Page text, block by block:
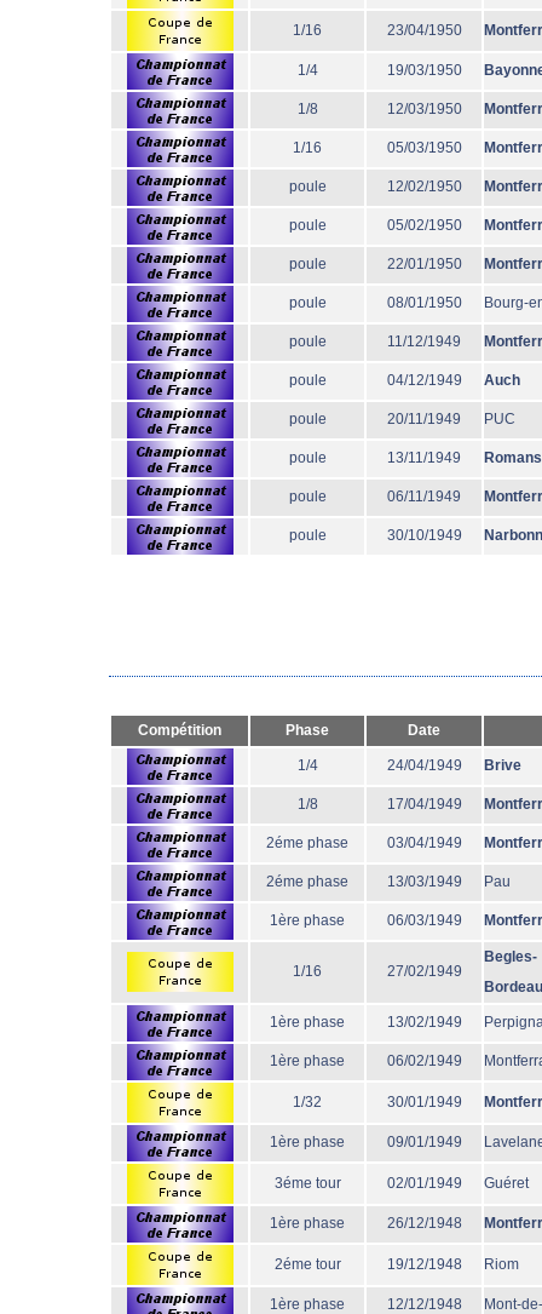
1/16 23/04/1950
1/4 19/03/1950
1/8 12/03/1950
1/16 05/03/1950
poule 12/02/1950
poule 05/02/1950
poule 22/01/1950
poule 08/01/1950 Bourg-
poule 11/12/1949
poule 04/12/1949 Auch
poule 20/11/1949 PUC
poule 13/11/1949 Romans
poule 06/11/1949
poule 30/10/1949
Compétition Phase Date
1/4 24/04/1949 Brive
1/8 17/04/1949
2éme phase 03/04/1949
2éme phase 13/03/1949 Pau
1ère phase 06/03/1949
1/16 27/02/1949
Begles-
1ère phase 13/02/1949
1ère phase 06/02/1949
1/32 30/01/1949
1ère phase 09/01/1949
3éme tour 02/01/1949 Guéret
1ère phase 26/12/1948
2éme tour 19/12/1948 Riom
1ère phase 12/12/1948 Mont-